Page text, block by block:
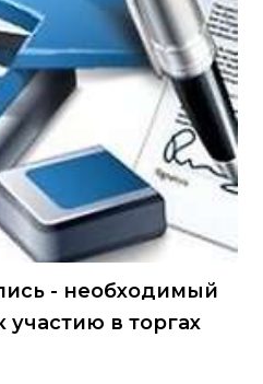
подтверждается Правилами
- необходимый
участию в торгах